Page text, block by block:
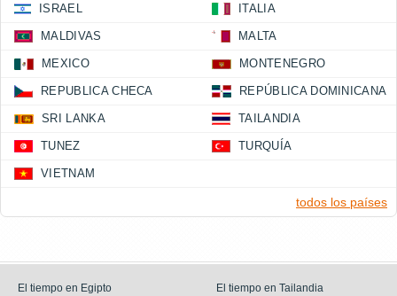
ISRAEL ITALIA
MALDIVAS MALTA
MEXICO MONTENEGRO
REPUBLICA CHECA REPÚBLICA DOMINICANA
SRI LANKA TAILANDIA
TUNEZ TURQUÍA
VIETNAM
todos los países
El tiempo en Egipto El tiempo en Tailandia